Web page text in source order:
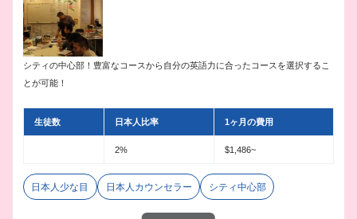
シティの中心部！豊富なコースから自分の英語力に合ったコースを選択するこ
とが可能！
生徒数 日本人比率 1ヶ月の費用
2% $1,486~
日本人少な目 日本人カウンセラー シティ中心部